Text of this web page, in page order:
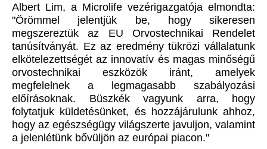
Albert Lim, a Microlife vezérigazgatója elmondta:
"Örömmel jelentjük be, hogy sikeresen
megszereztük az EU Orvostechnikai Rendelet
tanúsítványát. Ez az eredmény tükrözi vállalatunk
elkötelezettségét az innovatív és magas minőségű
orvostechnikai eszközök iránt, amelyek
megfelelnek a legmagasabb szabályozási
előírásoknak. Büszkék vagyunk arra, hogy
folytatjuk küldetésünket, és hozzájárulunk ahhoz,
hogy az egészségügy világszerte javuljon, valamint
a jelenlétünk bővüljön az európai piacon."